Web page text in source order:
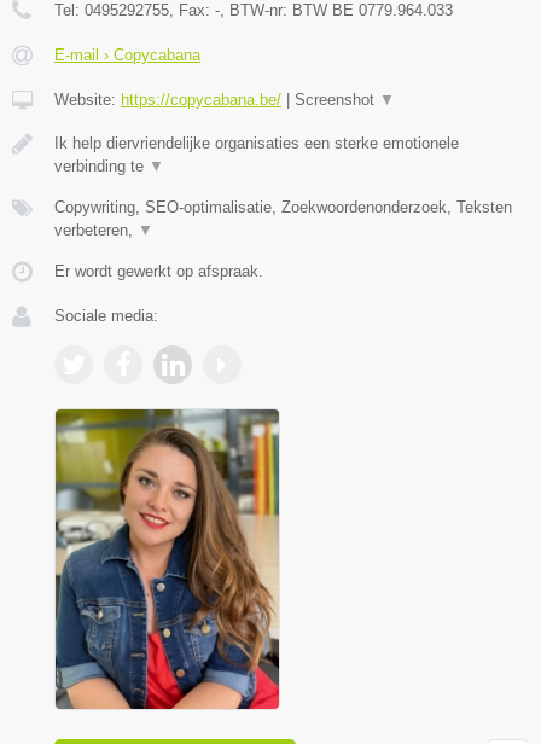
Tel: 0495292755, Fax: -, BTW-nr: BTW BE 0779.964.033
E-mail › Copycabana
Website: https://copycabana.be/ Screenshot ▼
Ik help diervriendelijke organisaties een sterke emotionele
verbinding te ▼
Copywriting, SEO-optimalisatie, Zoekwoordenonderzoek, Teksten
verbeteren, ▼
Er wordt gewerkt op afspraak.
Sociale media: